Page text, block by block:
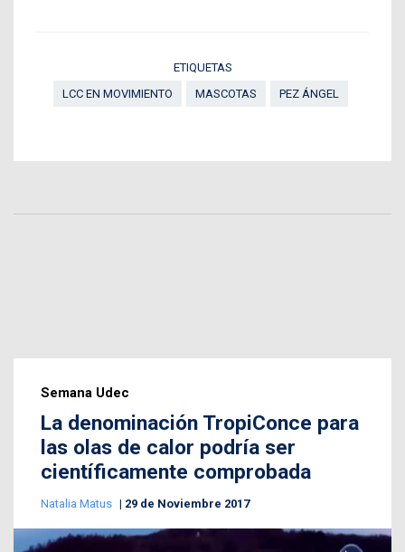
ETIQUETAS
LCC EN MOVIMIENTO
MASCOTAS PEZ ÁNGEL
Semana Udec
La denominación TropiConce para
las olas de calor podría ser
científicamente comprobada
Natalia Matus 29 de Noviembre 2017